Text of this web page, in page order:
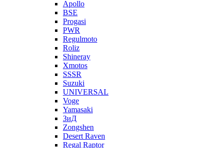
Apollo
BSE
Progasi
PWR
Regulmoto
Roliz
Shineray
Xmotos
SSSR
Suzuki
UNIVERSAL
Voge
Yamasaki
ЗиД
Zongshen
Desert Raven
Regal Raptor